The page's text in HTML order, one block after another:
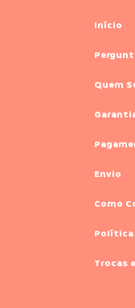
Início
Quem
Envio
Como
Política
Trocas